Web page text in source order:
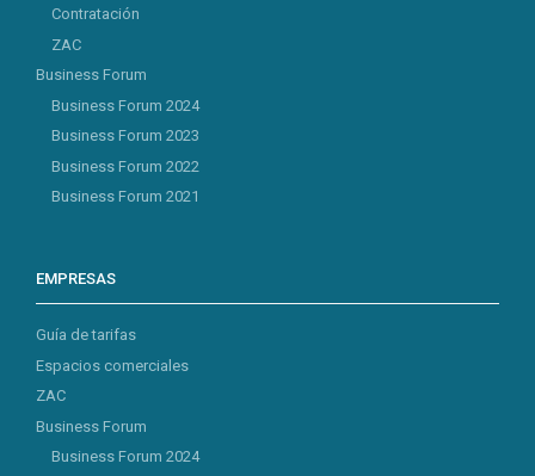
Contratación
ZAC
Business Forum
Business Forum 2024
Business Forum 2023
Business Forum 2022
Business Forum 2021
EMPRESAS
Guía de tarifas
Espacios comerciales
ZAC
Business Forum
Business Forum 2024